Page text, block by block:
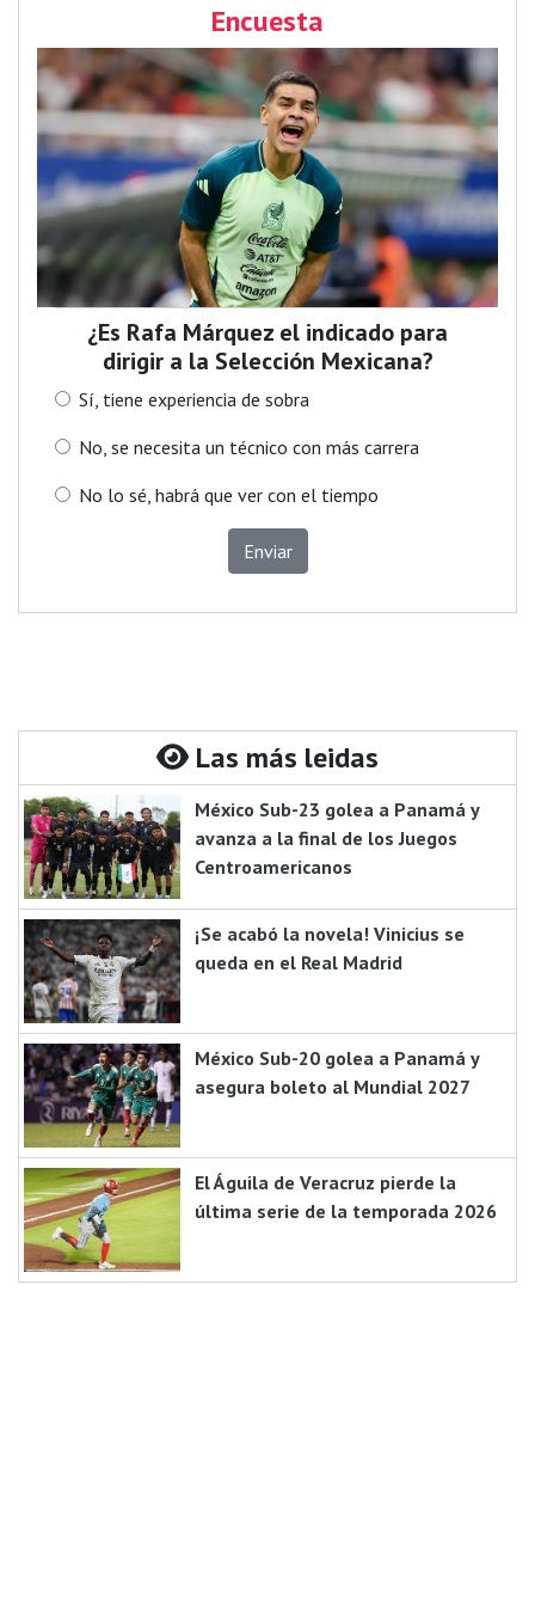
Encuesta
¿Es Rafa Márquez el indicado para
dirigir a la Selección Mexicana?
Sí, tiene experiencia de sobra
No, se necesita un técnico con más carrera
No lo sé, habrá que ver con el tiempo
Enviar
Las más leidas
México Sub-23 golea a Panamá y
avanza a la final de los Juegos
Centroamericanos
¡Se acabó la novela! Vinicius se
queda en el Real Madrid
México Sub-20 golea a Panamá y
asegura boleto al Mundial 2027
El Águila de Veracruz pierde la
última serie de la temporada 2026